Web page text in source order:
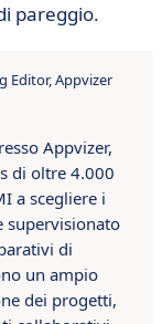
pareggio.
Editor, Appvizer
Appvizer,
di oltre 4.000
a scegliere i
supervisionato
di
un ampio
dei progetti,